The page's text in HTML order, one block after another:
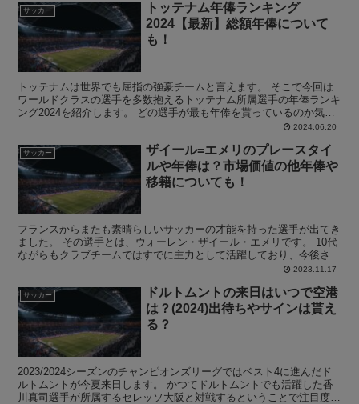
サッカー
トッテナム年俸ランキング
2024【最新】総額年俸について
も！
トッテナムは世界でも屈指の強豪チームと言えます。 そこで今回は
ワールドクラスの選手を多数抱えるトッテナム所属選手の年俸ランキ
ング2024を紹介します。 どの選手が最も年俸を貰っているのか気に
2024.06.20
サッカー
ザイール=エメリのプレースタイ
ルや年俸は？市場価値の他年俸や
移籍についても！
フランスからまたも素晴らしいサッカーの才能を持った選手が出てき
ました。 その選手とは、ウォーレン・ザイール・エメリです。 10代
ながらもクラブチームではすでに主力として活躍しており、今後さら
2023.11.17
サッカー
ドルトムントの来日はいつで空港
は？(2024)出待ちやサインは貰え
る？
2023/2024シーズンのチャンピオンズリーグではベスト4に進んだド
ルトムントが今夏来日します。 かつてドルトムントでも活躍した香
川真司選手が所属するセレッソ大阪と対戦するということで注目度も